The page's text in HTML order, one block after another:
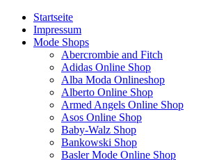
Startseite
Impressum
Mode Shops
Abercrombie and Fitch
Adidas Online Shop
Alba Moda Onlineshop
Alberto Online Shop
Armed Angels Online Shop
Asos Online Shop
Baby-Walz Shop
Bankowski Shop
Basler Mode Online Shop